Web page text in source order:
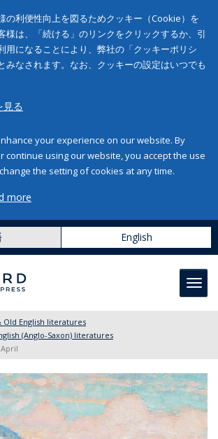
の利便性向上を図るためクッキー（Cookie）を
様は、「続ける」のリンクをクリックするか、引
用になることにより、弊社の「クッキーポリシ
みなされます。なお、クッキーの設定はいつでも
見る
your experience on our website. By
continue using our website, you accept the use
the setting of cookies at any time.
more
English
Old English literatures
(Anglo-Saxon) literatures